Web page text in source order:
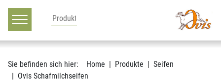
Hauptnavigation
Zum Inhalt
Sie befinden sich hier: Home Produkte
Seifen
Ovis Schafmilchseifen